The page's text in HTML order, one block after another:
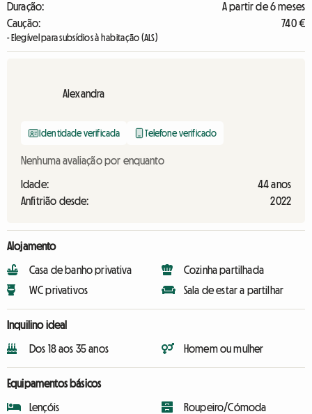
Duração:
A partir de 6 meses
Caução:
740 €
- Elegível para subsídios à habitação (ALS)
Alexandra
Identidade verificada Telefone verificado
Nenhuma avaliação por enquanto
Idade:
44 anos
Anfitrião desde:
2022
Alojamento
Casa de banho privativa
WC privativos
Cozinha partilhada
Sala de estar a partilhar
Inquilino ideal
Dos 18 aos 35 anos Homem ou mulher
Equipamentos básicos
Lençóis
Roupeiro/Cómoda